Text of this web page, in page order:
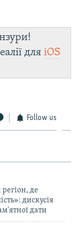
для iOS
Follow us
де
дискусія
дати